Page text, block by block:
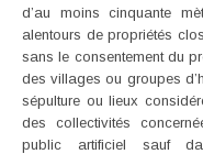
d’au moins cinquante
alentours de propriétés
sans le consentement du
des villages ou groupes
sépulture ou lieux
des collectivités
public artificiel sauf